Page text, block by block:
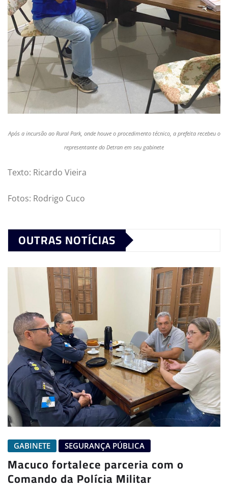
Após a incursão ao Rural Park, onde houve o procedimento técnico, a prefeita recebeu o
representante do Detran em seu gabinete
Texto: Ricardo Vieira
Fotos: Rodrigo Cuco
OUTRAS NOTÍCIAS
GABINETE SEGURANÇA PÚBLICA
Macuco fortalece parceria com o
Comando da Polícia Militar